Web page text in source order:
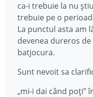
ca-i trebuie la nu
trebuie pe o
La punctul asta am
devenea dureros
batjocura.
Sunt nevoit sa
„mi-i dai când poți”